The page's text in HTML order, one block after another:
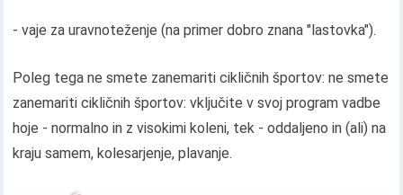
- vaje za uravnoteženje (na primer dobro znana "lastovka").
Poleg tega ne smete zanemariti cikličnih športov: ne smete
zanemariti cikličnih športov: vključite v svoj program vadbe
hoje - normalno in z visokimi koleni, tek - oddaljeno in (ali) na
kraju samem, kolesarjenje, plavanje.